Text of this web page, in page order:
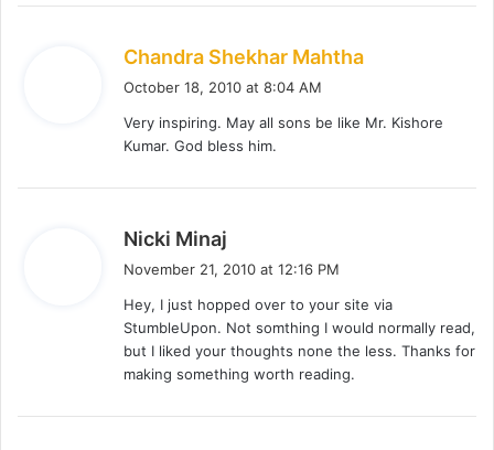
Chandra Shekhar Mahtha
s
October 18, 2010 at 8:04 AM
Very inspiring. May all sons be like Mr. Kishore
Kumar. God bless him.
Nicki Minaj
s
:
November 21, 2010 at 12:16 PM
Hey, I just hopped over to your site via
StumbleUpon. Not somthing I would normally read,
but I liked your thoughts none the less. Thanks for
making something worth reading.